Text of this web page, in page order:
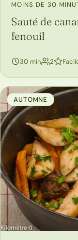
MOINS DE 30
Sauté de
fenouil
30 min 2
AUTOMNE